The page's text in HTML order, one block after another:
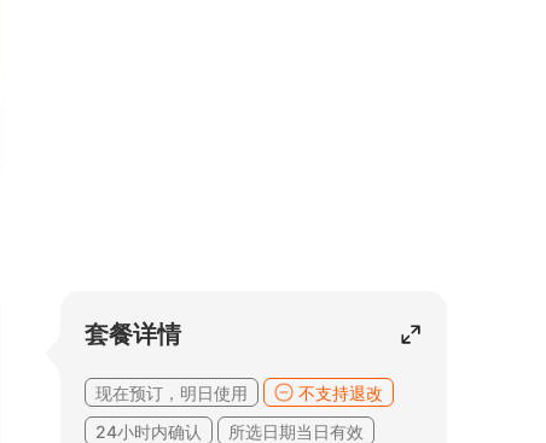
套餐详情
现在预订，明日使用
不支持退改
24小时内确认
所选日期当日有效